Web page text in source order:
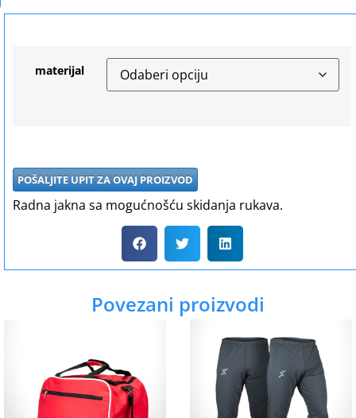
materijal
POŠALJITE UPIT ZA OVAJ PROIZVOD
Radna jakna sa mogućnošću skidanja rukava.
Povezani proizvodi